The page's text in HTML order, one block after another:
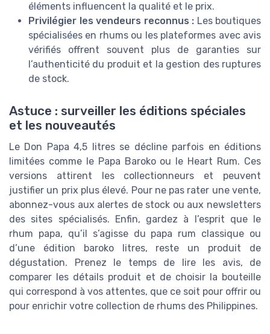
éléments influencent la qualité et le prix.
Privilégier les vendeurs reconnus : Les boutiques
spécialisées en rhums ou les plateformes avec avis
vérifiés offrent souvent plus de garanties sur
l’authenticité du produit et la gestion des ruptures
de stock.
Astuce : surveiller les éditions spéciales
et les nouveautés
Le Don Papa 4,5 litres se décline parfois en éditions
limitées comme le Papa Baroko ou le Heart Rum. Ces
versions attirent les collectionneurs et peuvent
justifier un prix plus élevé. Pour ne pas rater une vente,
abonnez-vous aux alertes de stock ou aux newsletters
des sites spécialisés. Enfin, gardez à l’esprit que le
rhum papa, qu’il s’agisse du papa rum classique ou
d’une édition baroko litres, reste un produit de
dégustation. Prenez le temps de lire les avis, de
comparer les détails produit et de choisir la bouteille
qui correspond à vos attentes, que ce soit pour offrir ou
pour enrichir votre collection de rhums des Philippines.